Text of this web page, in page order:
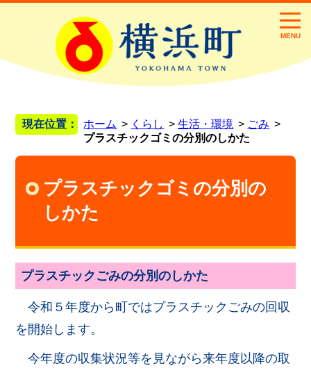
MENU
現在位置： ホーム くらし 生活・環境
ごみ
プラスチックゴミの分別のしかた
プラスチックゴミの分別の
しかた
プラスチックごみの分別のしかた
令和５年度から町ではプラスチックごみの回収
を開始します。
今年度の収集状況等を見ながら来年度以降の取